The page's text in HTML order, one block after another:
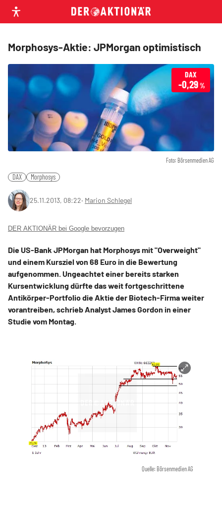
Morphosys-Aktie: JPMorgan optimistisch
Foto: Börsenmedien AG
DAX
-0,29%
DAX Morphosys
25.11.2013, 08:22‧ Marion Schlegel
DER AKTIONÄR bei Google bevorzugen
Die US-Bank JPMorgan hat Morphosys mit "Overweight"
und einem Kursziel von 68 Euro in die Bewertung
aufgenommen. Ungeachtet einer bereits starken
Kursentwicklung dürfte das weit fortgeschrittene
Antikörper-Portfolio die Aktie der Biotech-Firma weiter
vorantreiben, schrieb Analyst James Gordon in einer
Studie vom Montag.
Quelle: Börsenmedien AG